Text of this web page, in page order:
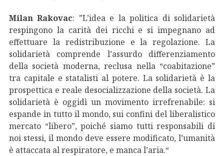
Milan Rakovac: ”L’idea e la politica di solidarietà
respingono la carità dei ricchi e si impegnano ad
effettuare la redistribuzione e la regolazione. La
solidarietà comprende l’assurdo differenziamento
della società moderna, reclusa nella “coabitazione”
tra capitale e statalisti al potere. La solidarietà è la
prospettica e reale desocializzazione della società. La
solidarietà è oggidì un movimento irrefrenabile: si
espande in tutto il mondo, sui confini del liberalistico
mercato “libero”, poiché siamo tutti responsabili di
noi stessi, il mondo deve essere modificato, l’umanità
è attaccata al respiratore, e manca l’aria.“